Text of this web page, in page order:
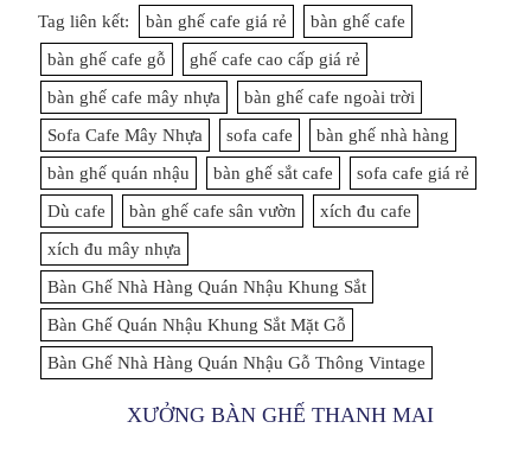
Tag liên kết: bàn ghế cafe giá rẻ
bàn ghế cafe
bàn ghế cafe gỗ
ghế cafe cao cấp giá rẻ
bàn ghế cafe mây nhựa
bàn ghế cafe ngoài trời
Sofa Cafe Mây Nhựa
sofa cafe
bàn ghế nhà hàng
bàn ghế quán nhậu
bàn ghế sắt cafe
sofa cafe giá rẻ
Dù cafe
bàn ghế cafe sân vườn
xích đu cafe
xích đu mây nhựa
Bàn Ghế Nhà Hàng Quán Nhậu Khung Sắt
Bàn Ghế Quán Nhậu Khung Sắt Mặt Gỗ
Bàn Ghế Nhà Hàng Quán Nhậu Gỗ Thông Vintage
XƯỞNG BÀN GHẾ THANH MAI